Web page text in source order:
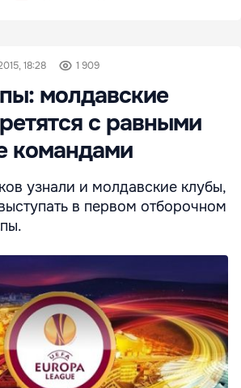
18:28 1 909
молдавские
с равными
командами
узнали и молдавские клубы,
в первом отборочном